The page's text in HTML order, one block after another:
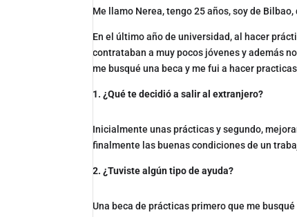
Me llamo Nerea, tengo 25 años, soy de
En el último año de universidad, al hacer
contrataban a muy pocos jóvenes y además
me busqué una beca y me fui a hacer
1. ¿Qué te decidió a salir al extranjero?
Inicialmente unas prácticas y segundo,
finalmente las buenas condiciones de un
2. ¿Tuviste algún tipo de ayuda?
Una beca de prácticas primero que me